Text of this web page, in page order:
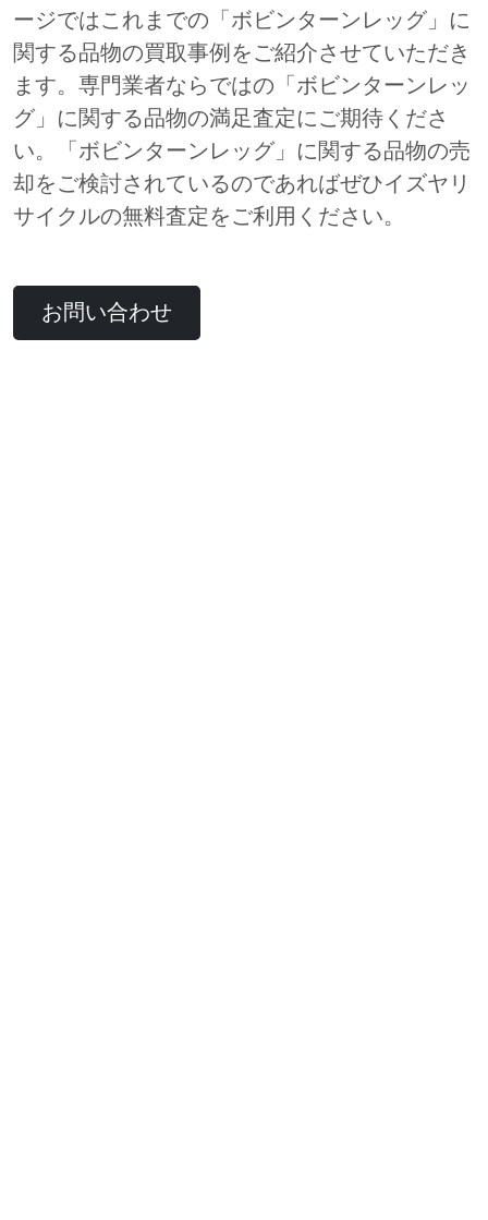
ージではこれまでの「ボビンターンレッグ」に
関する品物の買取事例をご紹介させていただき
ます。専門業者ならではの「ボビンターンレッ
グ」に関する品物の満足査定にご期待くださ
い。「ボビンターンレッグ」に関する品物の売
却をご検討されているのであればぜひイズヤリ
サイクルの無料査定をご利用ください。
お問い合わせ